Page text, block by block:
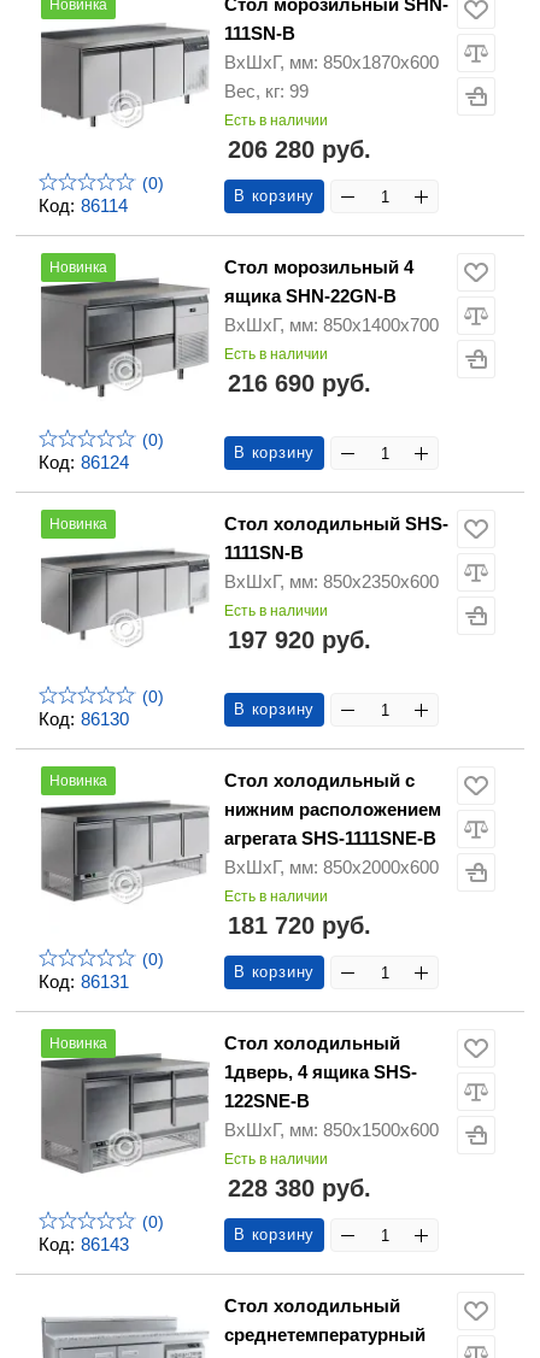
Код: 86114
Новинка
(0)
Стол морозильный SHN-
111SN-B
ВхШхГ, мм: 850х1870х600
Вес, кг: 99
Есть в наличии
206 280 руб.
В корзину
Код: 86124
Новинка
(0)
Стол морозильный 4
ящика SHN-22GN-B
ВхШхГ, мм: 850х1400х700
Есть в наличии
216 690 руб.
В корзину
Код: 86130
Новинка
(0)
Стол холодильный SHS-
1111SN-B
ВхШхГ, мм: 850х2350х600
Есть в наличии
197 920 руб.
В корзину
Код: 86131
Новинка
(0)
Стол холодильный с
нижним расположением
агрегата SHS-1111SNE-B
ВхШхГ, мм: 850х2000х600
Есть в наличии
181 720 руб.
В корзину
Код: 86143
Новинка
(0)
Стол холодильный
1дверь, 4 ящика SHS-
122SNE-B
ВхШхГ, мм: 850х1500х600
Есть в наличии
228 380 руб.
В корзину
Стол холодильный
среднетемпературный